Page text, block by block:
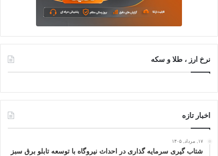
نرخ ارز ، طلا و سکه
اخبار تازه
۱۷, مرداد, ۱۴۰۵
شتاب گیری سرمایه گذاری در احداث نیروگاه با توسعه تابلو برق سبز